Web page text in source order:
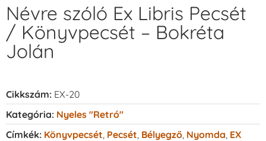
Névre szóló Ex Libris Pecsét
/ Könyvpecsét – Bokréta
Jolán
Cikkszám: EX-20
Kategória: Nyeles "retró"
Címkék: Könyvpecsét Pecsét Bélyegző Nyomda EX